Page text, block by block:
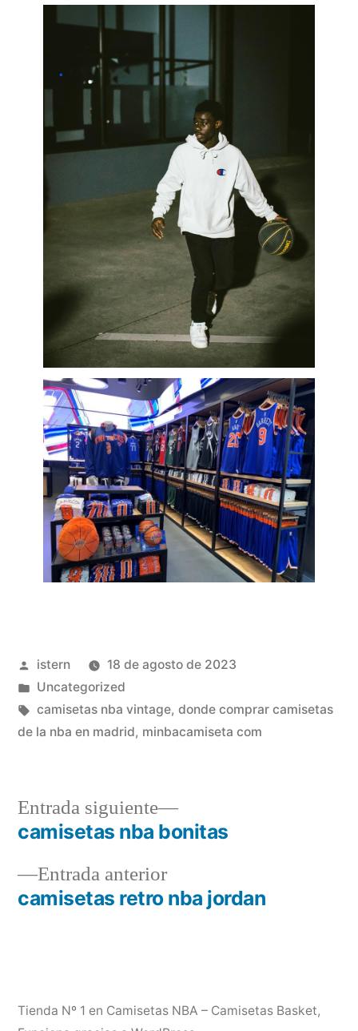
Publicado
por
istern
18 de agosto de 2023
Publicado
en
Uncategorized
Etiquetas:
camisetas nba vintage, donde comprar camisetas
de la nba en madrid, minbacamiseta com
Navegación
deEntrada anteriorEntrada
anterior:
camisetas retro nba jordan
Entrada siguiente
Entrada
siguiente:
camisetas nba bonitas
Tienda Nº 1 en Camisetas NBA – Camisetas Basket,